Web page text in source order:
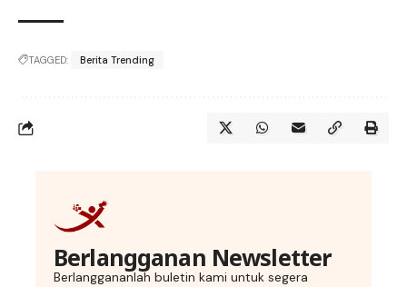
TAGGED: Berita Trending
Berlangganan Newsletter
Berlanggananlah buletin kami untuk segera